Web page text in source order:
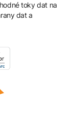
toky dat na
dat a